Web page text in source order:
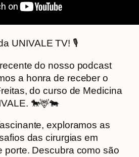
UNIVALE TV! 🎙️
do nosso podcast
a honra de receber o
do curso de Medicina
🐎🦌🐄
exploramos as
das cirurgias em
porte. Descubra como são